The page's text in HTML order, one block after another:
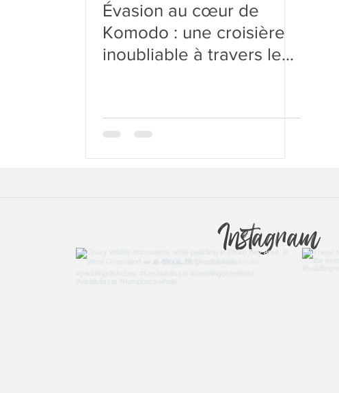
Évasion au cœur de
Komodo : une croisière
inoubliable à travers les
Instagram